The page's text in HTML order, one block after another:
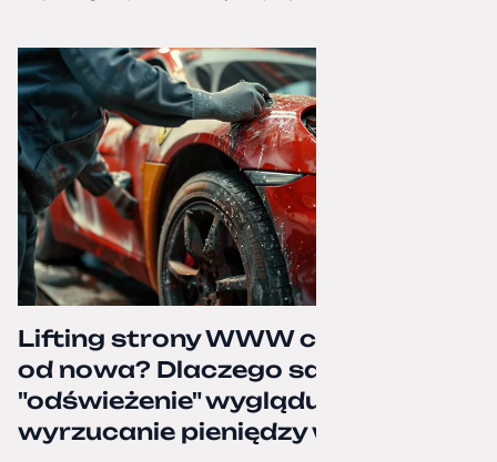
angielską wersję językową!
Lifting strony WWW czy budowa
od nowa? Dlaczego samo
"odświeżenie" wyglądu to często
wyrzucanie pieniędzy w błoto.